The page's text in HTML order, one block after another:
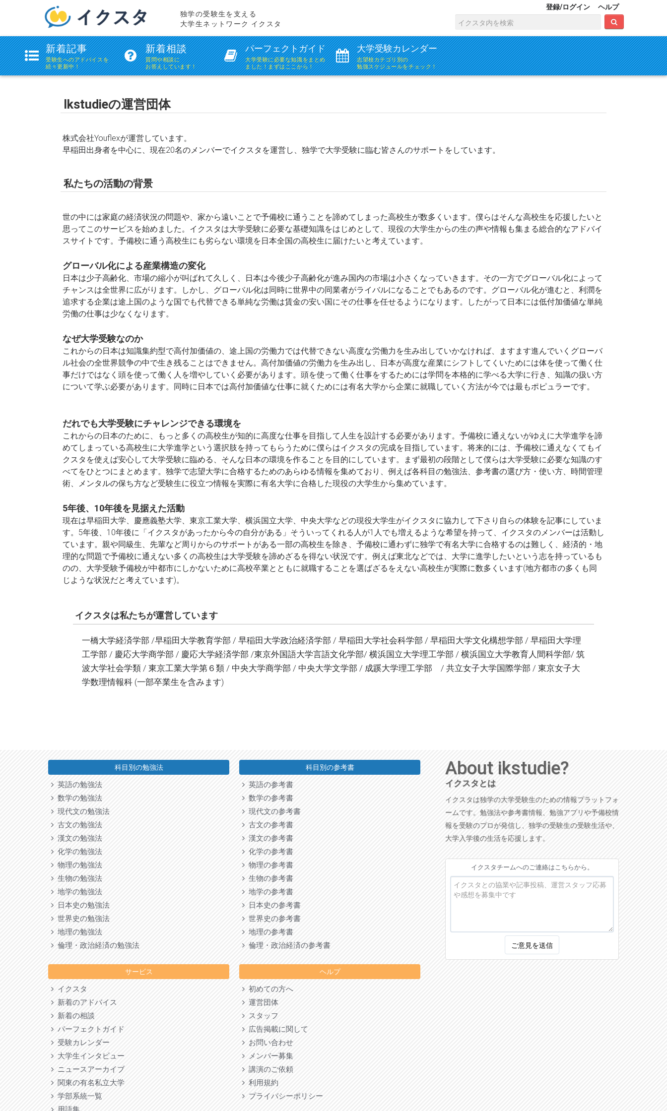
ikstudie(イ
ク
ス
独学の受験生を支える
大学生ネットワーク イクスタ
登録/ログイン ヘルプ
新着記事
受験生へのアドバイスを
続々更新中！
新着相談
質問や相談に
お答えしています！
パーフェクトガイド
大学受験に必要な知識をまとめ
ました！まずはここから！
大学受験カレンダー
志望校カテゴリ別の
勉強スケジュールをチェック！
Ikstudieの運営団体
株式会社Youflexが運営しています。
早稲田出身者を中心に、現在20名のメンバーでイクスタを運営し、独学で大学受験に臨む皆さんのサポートをしています。
私たちの活動の背景
世の中には家庭の経済状況の問題や、家から遠いことで予備校に通うことを諦めてしまった高校生が数多くいます。僕らはそんな高校生を応援したいと
思ってこのサービスを始めました。イクスタは大学受験に必要な基礎知識をはじめとして、現役の大学生からの生の声や情報も集まる総合的なアドバイ
スサイトです。予備校に通う高校生にも劣らない環境を日本全国の高校生に届けたいと考えています。
グローバル化による産業構造の変化
日本は少子高齢化、市場の縮小が叫ばれて久しく、日本は今後少子高齢化が進み国内の市場は小さくなっていきます。その一方でグローバル化によって
チャンスは全世界に広がります。しかし、グローバル化は同時に世界中の同業者がライバルになることでもあるのです。グローバル化が進むと、利潤を
追求する企業は途上国のような国でも代替できる単純な労働は賃金の安い国にその仕事を任せるようになります。したがって日本には低付加価値な単純
労働の仕事は少なくなります。
なぜ大学受験なのか
これからの日本は知識集約型で高付加価値の、途上国の労働力では代替できない高度な労働力を生み出していかなければ、ますます進んでいくグローバ
ル社会の全世界競争の中で生き残ることはできません。高付加価値の労働力を生み出し、日本が高度な産業にシフトしてくいためには体を使って働く仕
事だけではなく頭を使って働く人を増やしていく必要があります。頭を使って働く仕事をするためには学問を本格的に学べる大学に行き、知識の扱い方
について学ぶ必要があります。同時に日本では高付加価値な仕事に就くためには有名大学から企業に就職していく方法が今では最もポピュラーです。
だれでも大学受験にチャレンジできる環境を
これからの日本のために、もっと多くの高校生が知的に高度な仕事を目指して人生を設計する必要があります。予備校に通えないがゆえに大学進学を諦
めてしまっている高校生に大学進学という選択肢を持ってもらうために僕らはイクスタの完成を目指しています。将来的には、予備校に通えなくてもイ
クスタを使えば安心して大学受験に臨める、そんな日本の環境を作ることを目的にしています。まず最初の段階として僕らは大学受験に必要な知識のす
べてをひとつにまとめます。独学で志望大学に合格するためのあらゆる情報を集めており、例えば各科目の勉強法、参考書の選び方・使い方、時間管理
術、メンタルの保ち方など受験生に役立つ情報を実際に有名大学に合格した現役の大学生から集めています。
5年後、10年後を見据えた活動
現在は早稲田大学、慶應義塾大学、東京工業大学、横浜国立大学、中央大学などの現役大学生がイクスタに協力して下さり自らの体験を記事にしていま
す。5年後、10年後に「イクスタがあったから今の自分がある」そういってくれる人が1人でも増えるような希望を持って、イクスタのメンバーは活動し
ています。親や同級生、先輩など周りからのサポートがある一部の高校生を除き、予備校に通わずに独学で有名大学に合格するのは難しく、経済的・地
理的な問題で予備校に通えない多くの高校生は大学受験を諦めざるを得ない状況です。例えば東北などでは、大学に進学したいという志を持っているも
のの、大学受験予備校が中都市にしかないために高校卒業とともに就職することを選ばざるをえない高校生が実際に数多くいます(地方都市の多くも同
じような状況だと考えています)。
イクスタは私たちが運営しています
一橋大学経済学部 /早稲田大学教育学部 / 早稲田大学政治経済学部 / 早稲田大学社会科学部 / 早稲田大学文化構想学部 / 早稲田大学理
工学部 / 慶応大学商学部 / 慶応大学経済学部 /東京外国語大学言語文化学部/ 横浜国立大学理工学部 / 横浜国立大学教育人間科学部/ 筑
波大学社会学類 / 東京工業大学第６類 / 中央大学商学部 / 中央大学文学部 / 成蹊大学理工学部 / 共立女子大学国際学部 / 東京女子大
学数理情報科 (一部卒業生を含みます)
科目別の勉強法
英語の勉強法
数学の勉強法
現代文の勉強法
古文の勉強法
漢文の勉強法
化学の勉強法
物理の勉強法
生物の勉強法
地学の勉強法
日本史の勉強法
世界史の勉強法
地理の勉強法
倫理・政治経済の勉強法
サービス
イクスタ
新着のアドバイス
新着の相談
パーフェクトガイド
受験カレンダー
大学生インタビュー
ニュースアーカイブ
関東の有名私立大学
学部系統一覧
科目別の参考書
英語の参考書
数学の参考書
現代文の参考書
古文の参考書
漢文の参考書
化学の参考書
物理の参考書
生物の参考書
地学の参考書
日本史の参考書
世界史の参考書
地理の参考書
倫理・政治経済の参考書
ヘルプ
初めての方へ
運営団体
スタッフ
広告掲載に関して
お問い合わせ
メンバー募集
講演のご依頼
利用規約
プライバシーポリシー
About ikstudie?
イクスタとは
イクスタは独学の大学受験生のための情報プラットフォ
ームです。勉強法や参考書情報、勉強アプリや予備校情
報を受験のプロが発信し、独学の受験生の受験生活や、
大学入学後の生活を応援します。
イクスタチームへのご連絡はこちらから。